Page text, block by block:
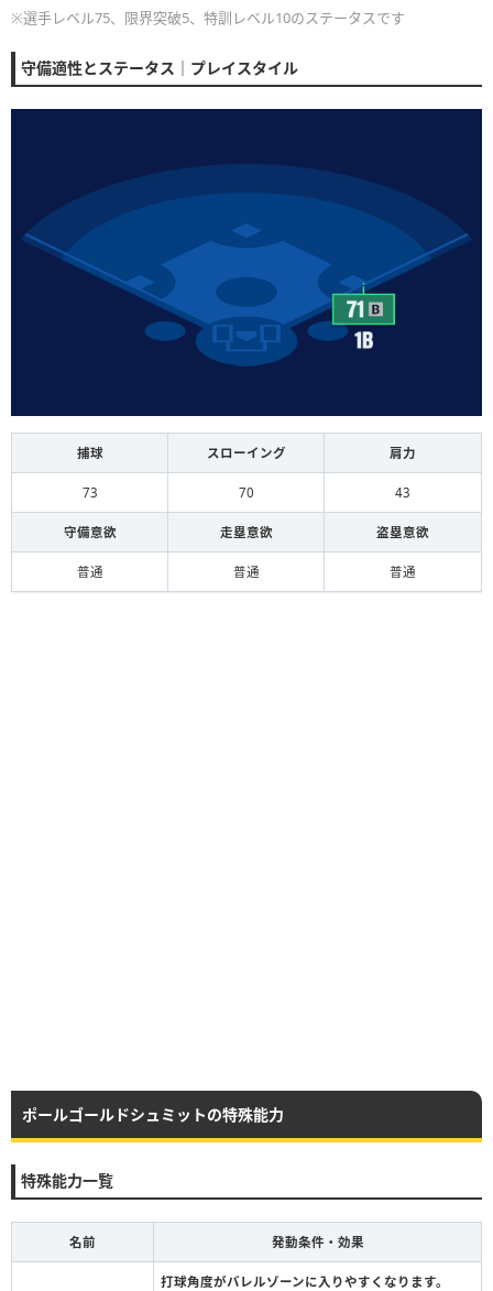
※選手レベル75、限界突破5、特訓レベル10のステータスです
守備適性とステータス｜プレイスタイル
捕球 スローイング 肩力
73 70 43
守備意欲 走塁意欲 盗塁意欲
普通 普通 普通
ポールゴールドシュミットの特殊能力
特殊能力一覧
名前 発動条件・効果
打球角度がバレルゾーンに入りやすくなります。